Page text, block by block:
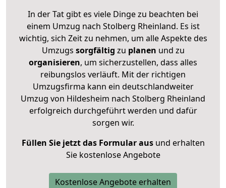
In der Tat gibt es viele Dinge zu beachten bei
einem Umzug nach Stolberg Rheinland. Es ist
wichtig, sich Zeit zu nehmen, um alle Aspekte des
Umzugs sorgfältig zu planen und zu
organisieren, um sicherzustellen, dass alles
reibungslos verläuft. Mit der richtigen
Umzugsfirma kann ein deutschlandweiter
Umzug von Hildesheim nach Stolberg Rheinland
erfolgreich durchgeführt werden und dafür
sorgen wir.
Füllen Sie jetzt das Formular ausund erhalten
Sie kostenlose Angebote
Kostenlose Angebote erhalten